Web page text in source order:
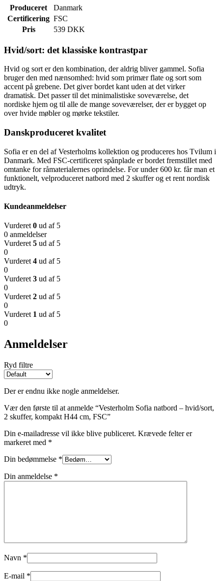
Produceret
Danmark
Certificering FSC
Pris
539 DKK
Hvid/sort: det klassiske kontrastpar
Hvid og sort er den kombination, der aldrig bliver gammel. Sofia
bruger den med nænsomhed: hvid som primær flate og sort som
accent på grebene. Det giver bordet kant uden at det virker
dramatisk. Det passer til det minimalistiske soveværelse, det
nordiske hjem og til alle de mange soveværelser, der er bygget op
over hvide møbler og mørke tekstiler.
Danskproduceret kvalitet
Sofia er en del af Vesterholms kollektion og produceres hos Tvilum i
Danmark. Med FSC-certificeret spånplade er bordet fremstillet med
omtanke for råmaterialernes oprindelse. For under 600 kr. får man et
funktionelt, velproduceret natbord med 2 skuffer og et rent nordisk
udtryk.
Kundeanmeldelser
Vurderet0 ud af 5
0 anmeldelser
Vurderet5 ud af 5
0
Vurderet4 ud af 5
0
Vurderet3 ud af 5
0
Vurderet2 ud af 5
0
Vurderet 1 ud af 5
0
Anmeldelser
Ryd filtre
Der er endnu ikke nogle anmeldelser.
Vær den første til at anmelde “Vesterholm Sofia natbord – hvid/sort,
2 skuffer, kompakt H44 cm, FSC”
Din e-mailadresse vil ikke blive publiceret. Krævede felter er
markeret med *
Din bedømmelse *
Din anmeldelse *
Navn *
E-mail *